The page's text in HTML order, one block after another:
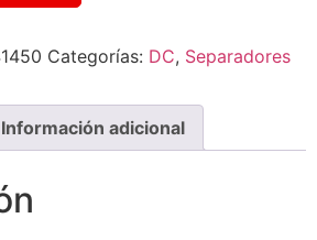
Categorías: DC, Separadores
Información adicional